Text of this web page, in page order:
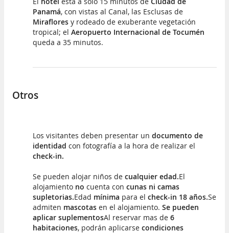
Panamá, con vistas al Canal, las Esclusas de
Miraflores y rodeado de exuberante vegetación
tropical; el Aeropuerto Internacional de Tocumén
queda a 35 minutos.
Otros
Los visitantes deben presentar un documento de
identidad con fotografía a la hora de realizar el
check-in.
Se pueden alojar niños de cualquier edad.El
alojamiento no cuenta con cunas ni camas
supletorias.Edad mínima para el check-in 18 años.Se
admiten mascotas en el alojamiento. Se pueden
aplicar suplementosAl reservar mas de 6
habitaciones, podrán aplicarse condiciones